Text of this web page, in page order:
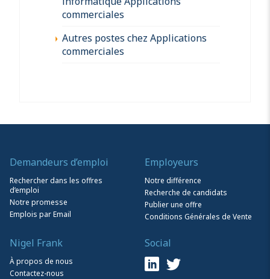
commerciales
Autres postes chez Applications
commerciales
Demandeurs d’emploi
Rechercher dans les offres
d’emploi
Notre promesse
Emplois par Email
Employeurs
Notre différence
Recherche de candidats
Publier une offre
Conditions Générales de Vente
Nigel Frank
À propos de nous
Contactez-nous
Social